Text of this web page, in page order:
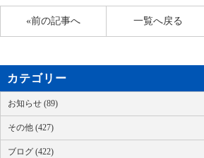
«前の記事へ 一覧へ戻る
カテゴリー
お知らせ (89)
その他 (427)
ブログ (422)